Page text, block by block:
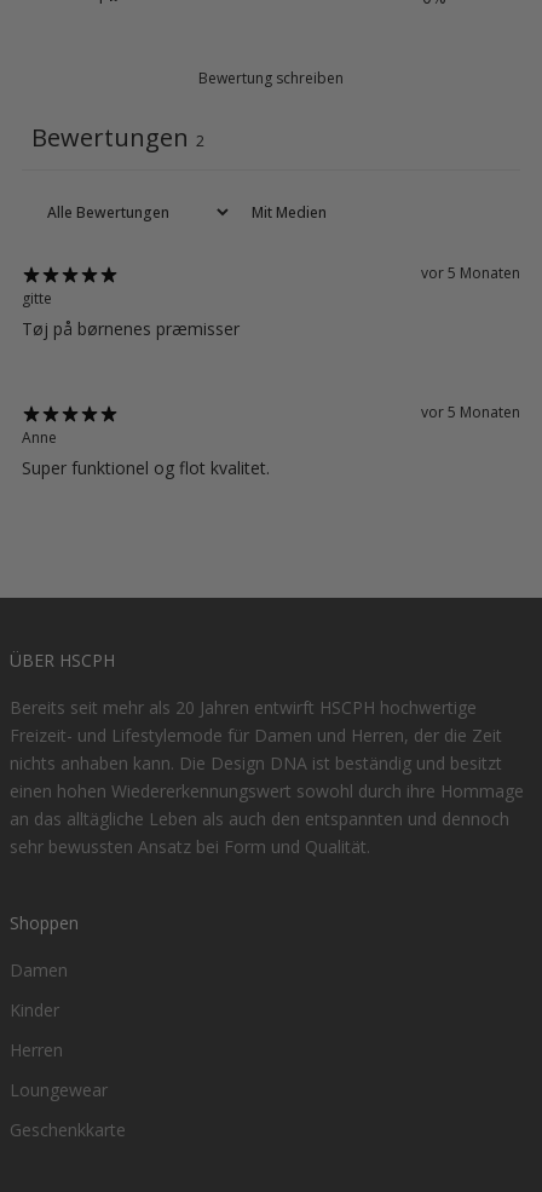
Bewertung schreiben
Bewertungen 2
Mit Medien
vor 5 Monaten
gitte
Tøj på børnenes præmisser
vor 5 Monaten
Anne
Super funktionel og flot kvalitet.
ÜBER HSCPH
Bereits seit mehr als 20 Jahren entwirft HSCPH hochwertige
Freizeit- und Lifestylemode für Damen und Herren, der die Zeit
nichts anhaben kann. Die Design DNA ist beständig und besitzt
einen hohen Wiedererkennungswert sowohl durch ihre Hommage
an das alltägliche Leben als auch den entspannten und dennoch
sehr bewussten Ansatz bei Form und Qualität.
Shoppen
Damen
Kinder
Herren
Loungewear
Geschenkkarte